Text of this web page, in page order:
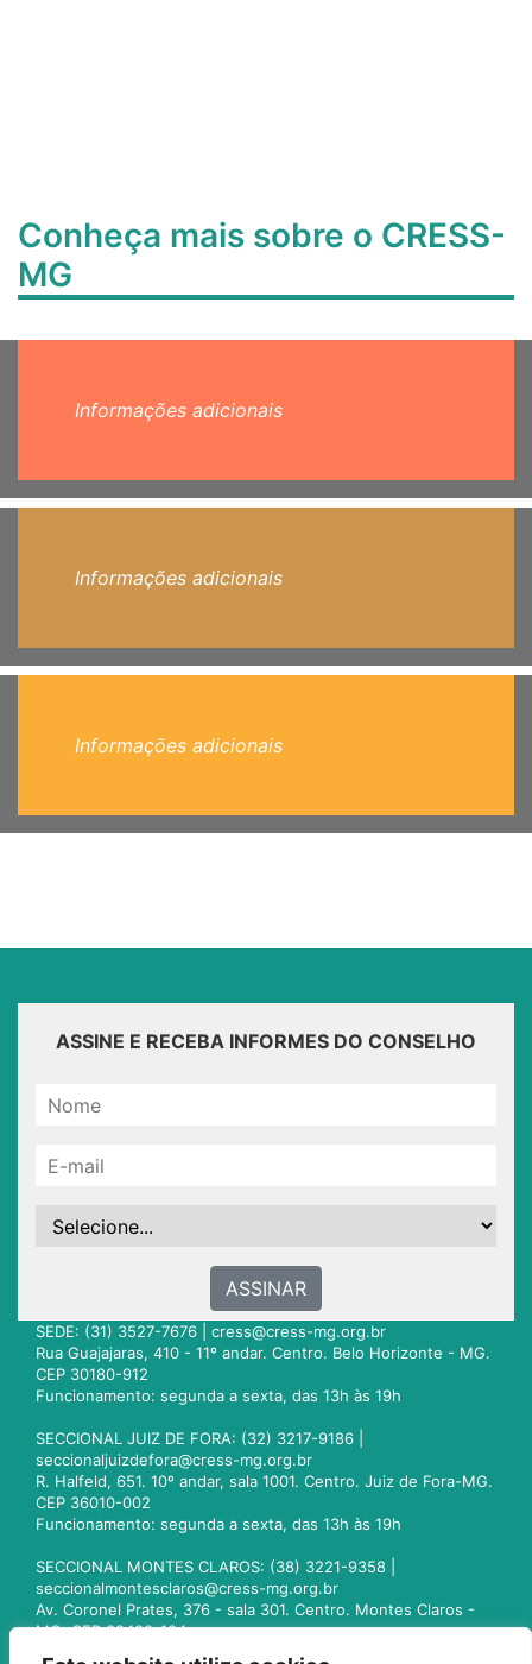
Conheça mais sobre o CRESS-
MG
Informações adicionais
Informações adicionais
Informações adicionais
ASSINE E RECEBA INFORMES DO CONSELHO
ASSINAR
SEDE: (31) 3527-7676 | cress@cress-mg.org.br
Rua Guajajaras, 410 - 11º andar. Centro. Belo Horizonte - MG.
CEP 30180-912
Funcionamento: segunda a sexta, das 13h às 19h
SECCIONAL JUIZ DE FORA: (32) 3217-9186 |
seccionaljuizdefora@cress-mg.org.br
R. Halfeld, 651. 10º andar, sala 1001. Centro. Juiz de Fora-MG.
CEP 36010-002
Funcionamento: segunda a sexta, das 13h às 19h
SECCIONAL MONTES CLAROS: (38) 3221-9358 |
seccionalmontesclaros@cress-mg.org.br
Av. Coronel Prates, 376 - sala 301. Centro. Montes Claros -
MG. CEP 39400-104